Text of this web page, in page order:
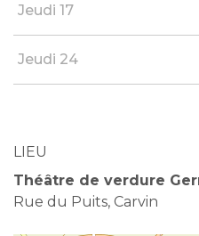
Jeudi 17
Jeudi 24
LIEU
Théâtre de verdure
Rue du Puits, Carvin